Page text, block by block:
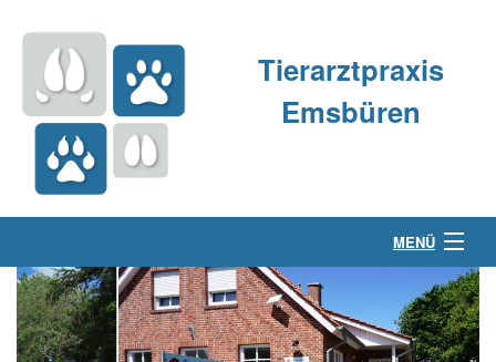
Tierarztpraxis
Emsbüren
MENÜ
Über uns
Kleintierpraxis